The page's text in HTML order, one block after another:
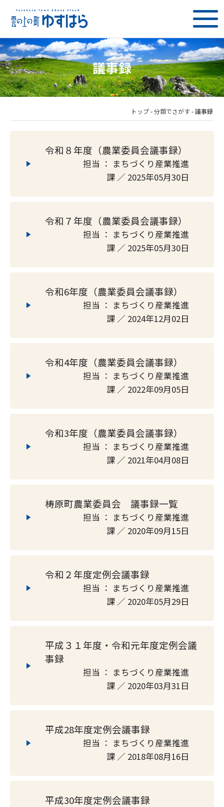
議事録
トップ - 分類でさがす - 議事録
令和８年度（農業委員会議事録）
担当 ： まちづくり産業推進
課 ／ 2025年05月30日
令和７年度（農業委員会議事録）
担当 ： まちづくり産業推進
課 ／ 2025年05月30日
令和6年度（農業委員会議事録）
担当 ： まちづくり産業推進
課 ／ 2024年12月02日
令和4年度（農業委員会議事録）
担当 ： まちづくり産業推進
課 ／ 2022年09月05日
令和3年度（農業委員会議事録）
担当 ： まちづくり産業推進
課 ／ 2021年04月08日
梼原町農業委員会 議事録一覧
担当 ： まちづくり産業推進
課 ／ 2020年09月15日
令和２年度定例会議事録
担当 ： まちづくり産業推進
課 ／ 2020年05月29日
平成３１年度・令和元年度定例会議
事録
担当 ： まちづくり産業推進
課 ／ 2020年03月31日
平成28年度定例会議事録
担当 ： まちづくり産業推進
課 ／ 2018年08月16日
平成30年度定例会議事録